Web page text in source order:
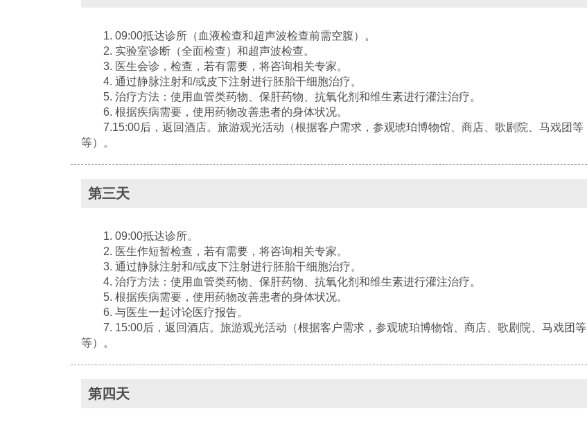
1. 09:00抵达诊所（血液检查和超声波检查前需空腹）。
2. 实验室诊断（全面检查）和超声波检查。
3. 医生会诊，检查，若有需要，将咨询相关专家。
4. 通过静脉注射和/或皮下注射进行胚胎干细胞治疗。
5. 治疗方法：使用血管类药物、保肝药物、抗氧化剂和维生素进行灌注治疗。
6. 根据疾病需要，使用药物改善患者的身体状况。
7.15:00后，返回酒店。旅游观光活动（根据客户需求，参观琥珀博物馆、商店、歌剧院、马戏团等
等）。
第三天
1. 09:00抵达诊所。
2. 医生作短暂检查，若有需要，将咨询相关专家。
3. 通过静脉注射和/或皮下注射进行胚胎干细胞治疗。
4. 治疗方法：使用血管类药物、保肝药物、抗氧化剂和维生素进行灌注治疗。
5. 根据疾病需要，使用药物改善患者的身体状况。
6. 与医生一起讨论医疗报告。
7. 15:00后，返回酒店。旅游观光活动（根据客户需求，参观琥珀博物馆、商店、歌剧院、马戏团等
等）。
第四天